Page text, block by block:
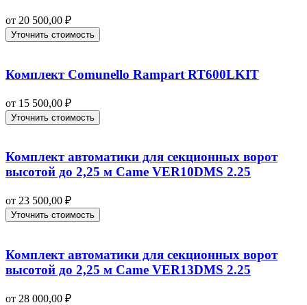
от 20 500,00 ₽
Уточнить стоимость
Комплект Comunello Rampart RT600LKIT
от 15 500,00 ₽
Уточнить стоимость
Комплект автоматики для секционных ворот
высотой до 2,25 м Came VER10DMS 2.25
от 23 500,00 ₽
Уточнить стоимость
Комплект автоматики для секционных ворот
высотой до 2,25 м Came VER13DMS 2.25
от 28 000,00 ₽